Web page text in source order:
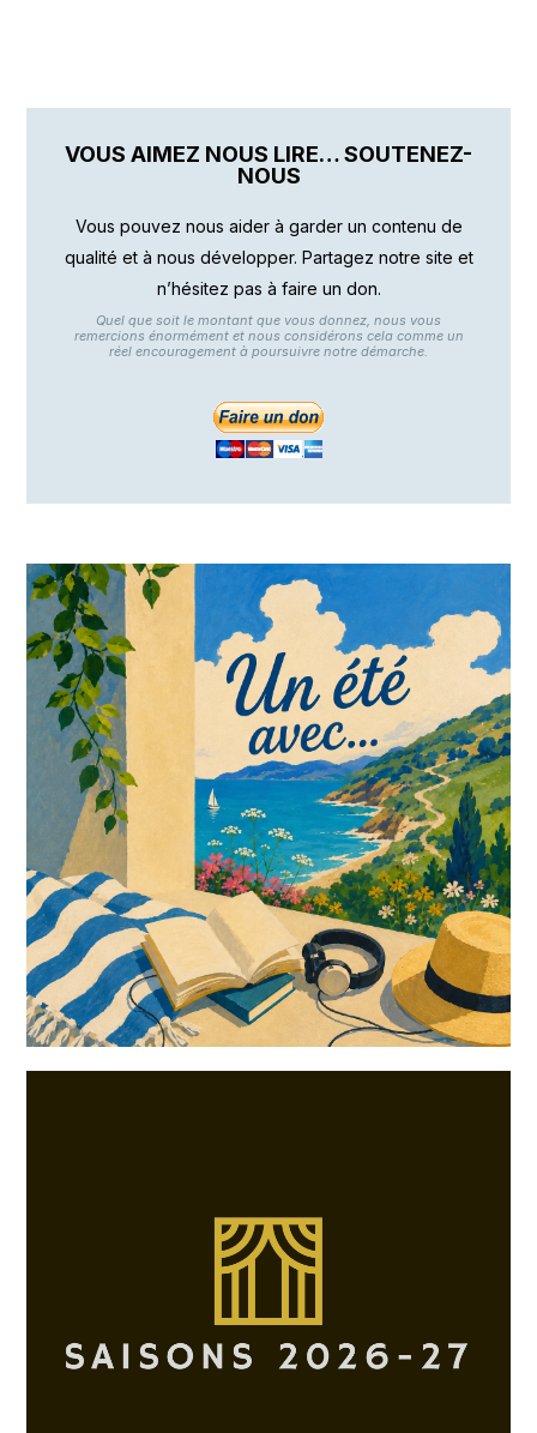
VOUS AIMEZ NOUS LIRE… SOUTENEZ-
NOUS
Vous pouvez nous aider à garder un contenu de
qualité et à nous développer. Partagez notre site et
n’hésitez pas à faire un don.
Quel que soit le montant que vous donnez, nous vous
remercions énormément et nous considérons cela comme un
réel encouragement à poursuivre notre démarche.